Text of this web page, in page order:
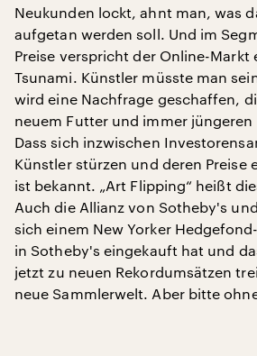
Neukunden lockt, ahnt man, was
aufgetan werden soll. Und im
Preise verspricht der Online-Markt
Tsunami. Künstler müsste man
wird eine Nachfrage geschaffen,
neuem Futter und immer
Dass sich inzwischen
Künstler stürzen und deren Preise
ist bekannt. „Art Flipping“ heißt
Auch die Allianz von Sotheby's
sich einem New Yorker
in Sotheby's eingekauft hat und
jetzt zu neuen Rekordumsätzen
neue Sammlerwelt. Aber bitte